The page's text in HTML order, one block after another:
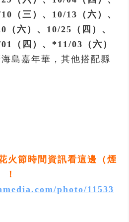
（三）、10/13（六）、
（六）、10/25（四）、
（四）、*11/03（六）
島嘉年華，其他搭配縣
火節時間資訊看這邊（煙
！
photo/11533